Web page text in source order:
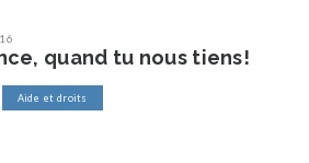
quand tu nous tiens!
Aide et droits